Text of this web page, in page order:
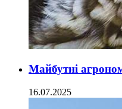
Майбутні
16.07.2025